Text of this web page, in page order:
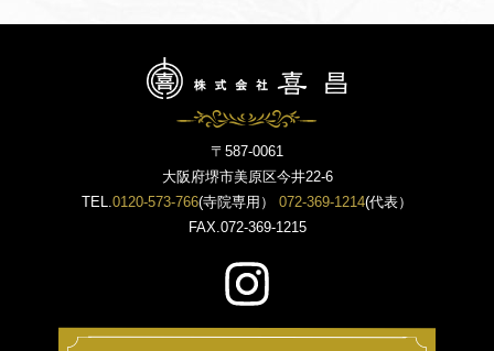
〒587-0061
大阪府堺市美原区今井22-6
TEL.0120-573-766(寺院専用） 072-369-1214(代表）
FAX.072-369-1215